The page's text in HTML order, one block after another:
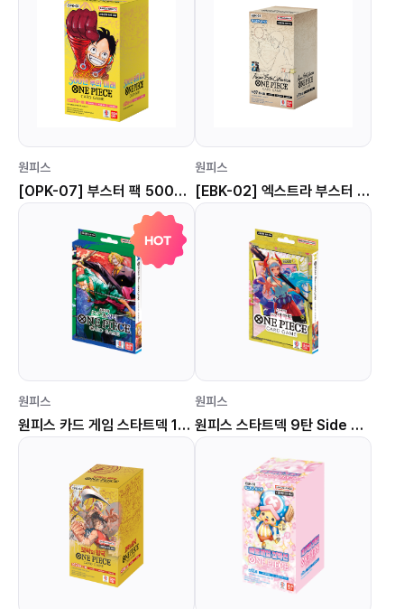
원피스
[OPK-07] 부스터 팩 500년 후의 미래
원피스
[EBK-02] 엑스트라 부스터 팩 Anime 25th collection
HOT
원피스
원피스 카드 게임 스타트덱 12탄 조로&상디 STK-12
원피스
원피스 스타트덱 9탄 Side 야마토 [STK-09]